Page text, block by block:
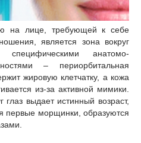
на лице, требующей к себе
является зона вокруг
анатомо-
– периорбитальная
жировую клетчатку, а кожа
из-за активной мимики.
глаз выдает истинный возраст,
первые морщинки, образуются